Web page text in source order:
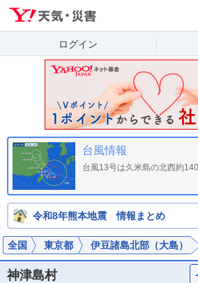
ログイン
台風情報
台風13号は久米島の北西約
令和8年熊本地震 情報まとめ
全国 東京都 伊豆諸島北部（大島）
神津島村